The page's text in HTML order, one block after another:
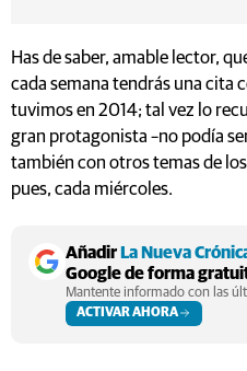
Has de saber, amable lector,
cada semana tendrás una cita
tuvimos en 2014; tal vez lo
gran protagonista –no podía
también con otros temas de
pues, cada miércoles.
AñadirLa Nueva
Google de forma
Mantente informado con las
ACTIVAR AHORA